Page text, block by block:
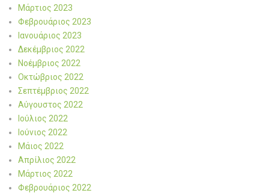
Μάρτιος 2023
Φεβρουάριος 2023
Ιανουάριος 2023
Δεκέμβριος 2022
Νοέμβριος 2022
Οκτώβριος 2022
Σεπτέμβριος 2022
Αύγουστος 2022
Ιούλιος 2022
Ιούνιος 2022
Μάιος 2022
Απρίλιος 2022
Μάρτιος 2022
Φεβρουάριος 2022